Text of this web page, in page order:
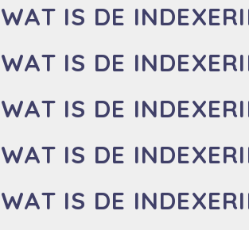
WAT IS DE
WAT IS DE
WAT IS DE
WAT IS DE
WAT IS DE